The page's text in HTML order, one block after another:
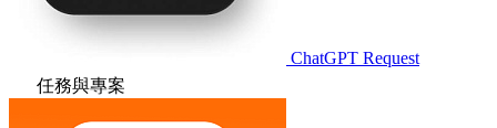
ChatGPT Request
任務與專案